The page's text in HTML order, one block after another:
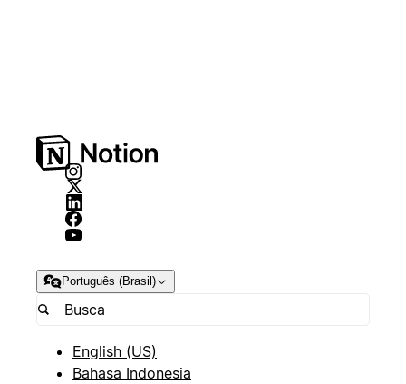
Português (Brasil)
English (US)
Bahasa Indonesia